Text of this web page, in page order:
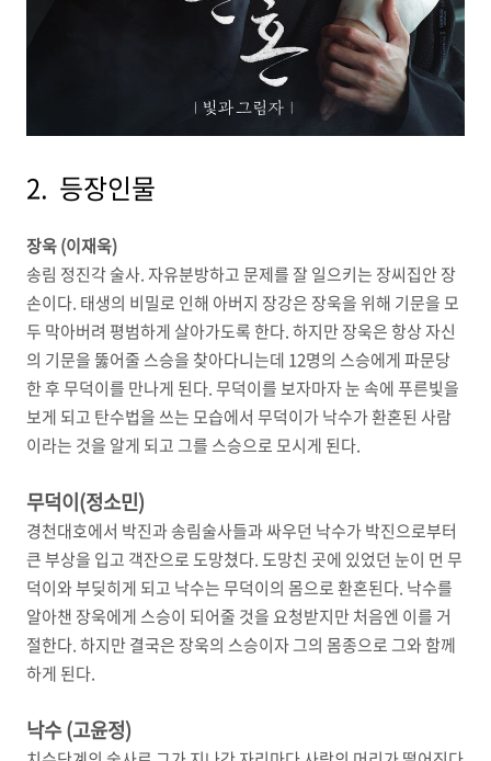
2. 등장인물
장욱 (이재욱)
송림 정진각 술사. 자유분방하고 문제를 잘 일으키는 장씨집안 장
손이다. 태생의 비밀로 인해 아버지 장강은 장욱을 위해 기문을 모
두 막아버려 평범하게 살아가도록 한다. 하지만 장욱은 항상 자신
의 기문을 뚫어줄 스승을 찾아다니는데 12명의 스승에게 파문당
한 후 무덕이를 만나게 된다. 무덕이를 보자마자 눈 속에 푸른빛을
보게 되고 탄수법을 쓰는 모습에서 무덕이가 낙수가 환혼된 사람
이라는 것을 알게 되고 그를 스승으로 모시게 된다.
무덕이(정소민)
경천대호에서 박진과 송림술사들과 싸우던 낙수가 박진으로부터
큰 부상을 입고 객잔으로 도망쳤다. 도망친 곳에 있었던 눈이 먼 무
덕이와 부딪히게 되고 낙수는 무덕이의 몸으로 환혼된다. 낙수를
알아챈 장욱에게 스승이 되어줄 것을 요청받지만 처음엔 이를 거
절한다. 하지만 결국은 장욱의 스승이자 그의 몸종으로 그와 함께
하게 된다.
낙수 (고윤정)